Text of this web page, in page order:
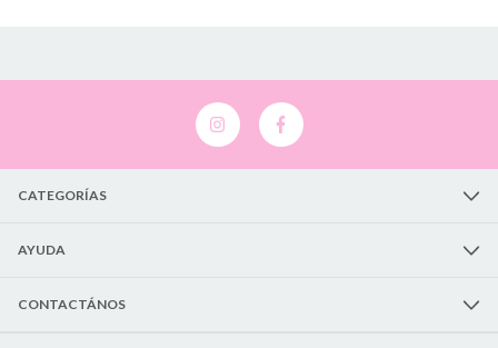
CATEGORÍAS
AYUDA
CONTACTÁNOS